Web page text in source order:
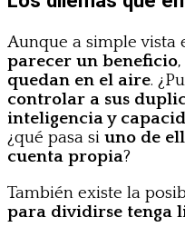
Aunque a simple vista
parecer un beneficio,
quedan en el aire.
controlar a sus
inteligencia y
¿qué pasa si uno de
cuenta propia?
También existe la
para dividirse tenga